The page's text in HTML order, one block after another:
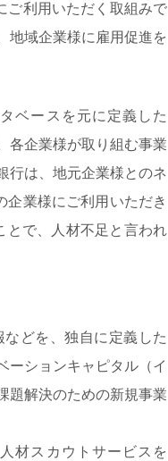
ご利用いただく取組みで
地域企業様に雇用促進を
ベースを元に定義した
各企業様が取り組む事業
行は、地元企業様とのネ
企業様にご利用いただき
とで、人材不足と言われ
どを、独自に定義した
ーションキャピタル（イ
題解決のための新規事業
材スカウトサービスを